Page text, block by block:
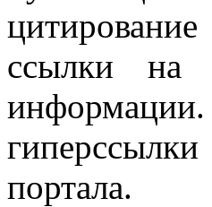
ссылки на
информации.
портала.